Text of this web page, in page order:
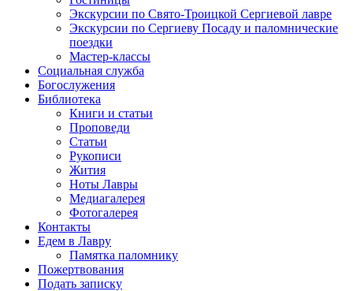
Экскурсии по Свято-Троицкой Сергиевой лавре
Экскурсии по Сергиеву Посаду и паломнические
поездки
Мастер-классы
Социальная служба
Богослужения
Библиотека
Книги и статьи
Проповеди
Статьи
Рукописи
Жития
Ноты Лавры
Медиагалерея
Фотогалерея
Контакты
Едем в Лавру
Памятка паломнику
Пожертвования
Подать записку